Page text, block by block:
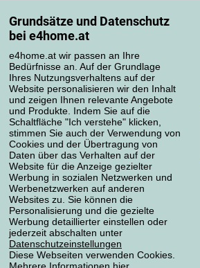
Grundsätze und Datenschutz
bei e4home.at
e4home.at wir passen an Ihre
Bedürfnisse an. Auf der Grundlage
Ihres Nutzungsverhaltens auf der
Website personalisieren wir den Inhalt
und zeigen Ihnen relevante Angebote
und Produkte. Indem Sie auf die
Schaltfläche "Ich verstehe" klicken,
stimmen Sie auch der Verwendung von
Cookies und der Übertragung von
Daten über das Verhalten auf der
Website für die Anzeige gezielter
Werbung in sozialen Netzwerken und
Werbenetzwerken auf anderen
Websites zu. Sie können die
Personalisierung und die gezielte
Werbung detaillierter einstellen oder
jederzeit abschalten unter
Datenschutzeinstellungen
Diese Webseiten verwenden Cookies.
Einfach mehr wissen
Richtlinien zur Verarbeitung von Bewertungen
Transportarten
Zahlungsmethoden
Datenschutzerklärung